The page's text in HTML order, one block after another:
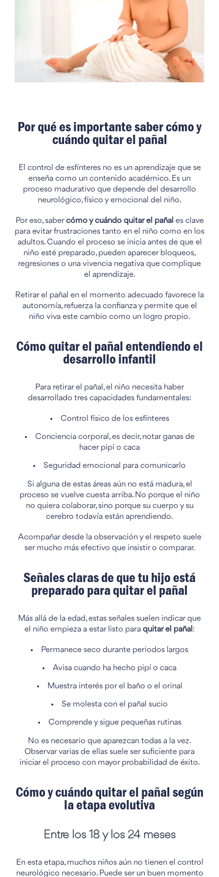
Por qué es importante saber cómo y
cuándo quitar el pañal
El control de esfínteres no es un aprendizaje que se
enseña como un contenido académico. Es un
proceso madurativo que depende del desarrollo
neurológico, físico y emocional del niño.
Por eso, sabercómo y cuándo quitar el pañal es clave
para evitar frustraciones tanto en el niño como en los
adultos. Cuando el proceso se inicia antes de que el
niño esté preparado, pueden aparecer bloqueos,
regresiones o una vivencia negativa que complique
el aprendizaje.
Retirar el pañal en el momento adecuado favorece la
autonomía, refuerza la confianza y permite que el
niño viva este cambio como un logro propio.
Cómo quitar el pañal entendiendo el
desarrollo infantil
Para retirar el pañal, el niño necesita haber
desarrollado tres capacidades fundamentales:
Control físico de los esfínteres
Conciencia corporal, es decir, notar ganas de
hacer pipí o caca
Seguridad emocional para comunicarlo
Si alguna de estas áreas aún no está madura, el
proceso se vuelve cuesta arriba. No porque el niño
no quiera colaborar, sino porque su cuerpo y su
cerebro todavía están aprendiendo.
Acompañar desde la observación y el respeto suele
ser mucho más efectivo que insistir o comparar.
Señales claras de que tu hijo está
preparado para quitar el pañal
Más allá de la edad, estas señales suelen indicar que
el niño empieza a estar listo para quitar el pañal:
Permanece seco durante periodos largos
Avisa cuando ha hecho pipí o caca
Muestra interés por el baño o el orinal
Se molesta con el pañal sucio
Comprende y sigue pequeñas rutinas
No es necesario que aparezcan todas a la vez.
Observar varias de ellas suele ser suficiente para
iniciar el proceso con mayor probabilidad de éxito.
Cómo y cuándo quitar el pañal según
la etapa evolutiva
Entre los 18 y los 24 meses
En esta etapa, muchos niños aún no tienen el control
neurológico necesario. Puede ser un buen momento